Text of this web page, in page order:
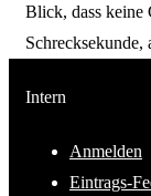
Blick, dass keine
Schrecksekunde,
Intern
Anmelden
Eintrags-